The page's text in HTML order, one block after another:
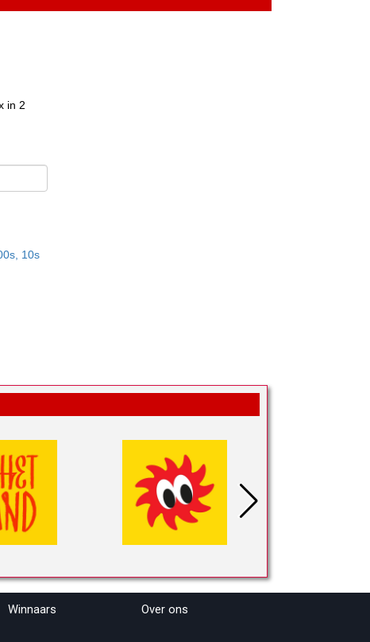
Winnaars
Over ons